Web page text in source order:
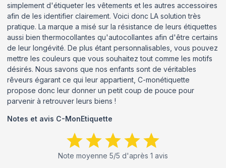
simplement d'étiqueter les vêtements et les autres accessoires
afin de les identifier clairement. Voici donc LA solution très
pratique. La marque a misé sur la résistance de leurs étiquettes
aussi bien thermocollantes qu'autocollantes afin d'être certains
de leur longévité. De plus étant personnalisables, vous pouvez
mettre les couleurs que vous souhaitez tout comme les motifs
désirés. Nous savons que nos enfants sont de véritables
rêveurs égarant ce qui leur appartient, C-monétiquette
propose donc leur donner un petit coup de pouce pour
parvenir à retrouver leurs biens !
Notes et avis C-MonEtiquette
Note moyenne 5/5 d'après 1 avis